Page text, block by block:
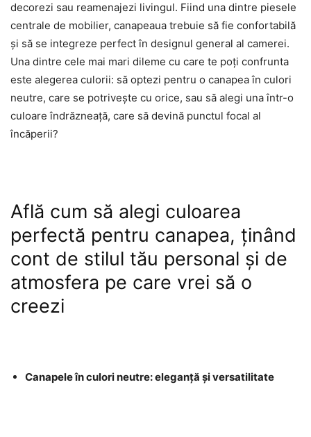
decorezi sau reamenajezi livingul. Fiind una dintre piesele
centrale de mobilier, canapeaua trebuie să fie confortabilă
și să se integreze perfect în designul general al camerei.
Una dintre cele mai mari dileme cu care te poți confrunta
este alegerea culorii: să optezi pentru o canapea în culori
neutre, care se potrivește cu orice, sau să alegi una într-o
culoare îndrăzneață, care să devină punctul focal al
încăperii?
Află cum să alegi culoarea
perfectă pentru canapea, ținând
cont de stilul tău personal și de
atmosfera pe care vrei să o
creezi
Canapele în culori neutre: eleganță și versatilitate